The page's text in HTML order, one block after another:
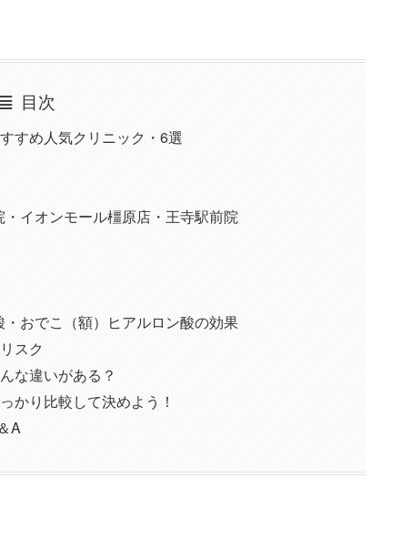
目次
すめ人気クリニック・6選
イオンモール橿原店・王寺駅前院
おでこ（額）ヒアルロン酸の効果
スク
な違いがある？
かり比較して決めよう！
A